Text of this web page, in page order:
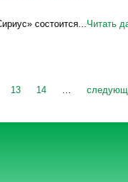
состоится...Читать
13 14 …